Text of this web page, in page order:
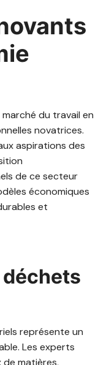
du travail en
novatrices.
aspirations des
de ce secteur
économiques
et
représente un
Les experts
de matières,